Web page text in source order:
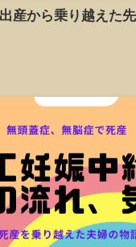
出産から乗り越えた